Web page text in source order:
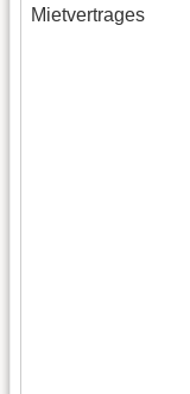
Mietvertrages